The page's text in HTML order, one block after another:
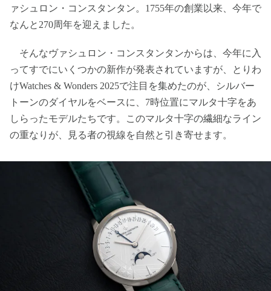
ァシュロン・コンスタンタン。1755年の創業以来、今年で
なんと270周年を迎えました。
そんなヴァシュロン・コンスタンタンからは、今年に入
ってすでにいくつかの新作が発表されていますが、とりわ
けWatches & Wonders 2025で注目を集めたのが、シルバー
トーンのダイヤルをベースに、7時位置にマルタ十字をあ
しらったモデルたちです。このマルタ十字の繊細なライン
の重なりが、見る者の視線を自然と引き寄せます。